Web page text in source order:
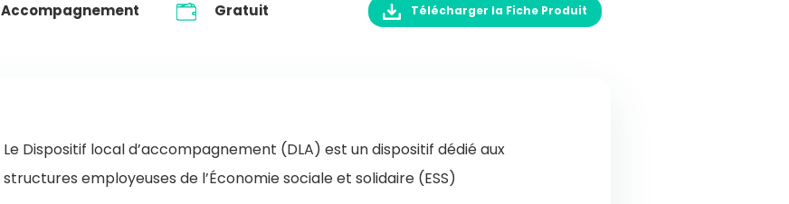
Accompagnement Gratuit Télécharger la Fiche Produit
Le Dispositif local d’accompagnement (DLA) est un dispositif dédié aux
structures employeuses de l’Économie sociale et solidaire (ESS)